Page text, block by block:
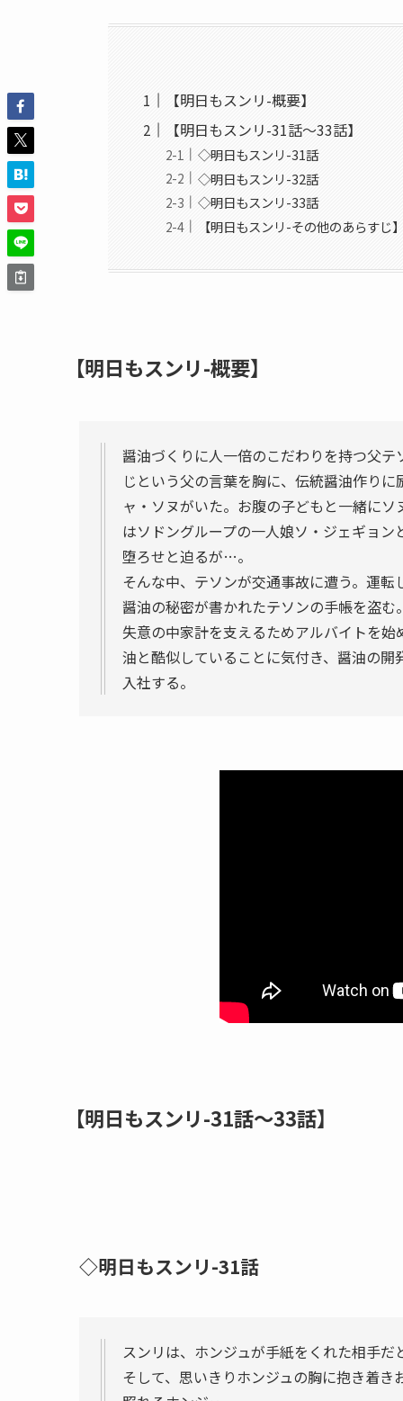
【明日もスンリ-概要】
【明日もスンリ-31話～33話】
◇明日もスンリ-31話
◇明日もスンリ-32話
◇明日もスンリ-33話
【明日もスンリ-その他のあらすじ
【明日もスンリ-概要】
醤油づくりに人一倍のこだわりを持つ父
じという父の言葉を胸に、伝統醤油作り
ャ・ソヌがいた。お腹の子どもと一緒に
はソドングループの一人娘ソ・ジェギョ
堕ろせと迫るが…。
そんな中、テソンが交通事故に遭う。運
醤油の秘密が書かれたテソンの手帳を盗
失意の中家計を支えるためアルバイトを
油と酷似していることに気付き、醤油の
入社する。
【明日もスンリ-31話～33話】
◇明日もスンリ-31話
スンリは、ホンジュが手紙をくれた相手だ
そして、思いきりホンジュの胸に抱き着き